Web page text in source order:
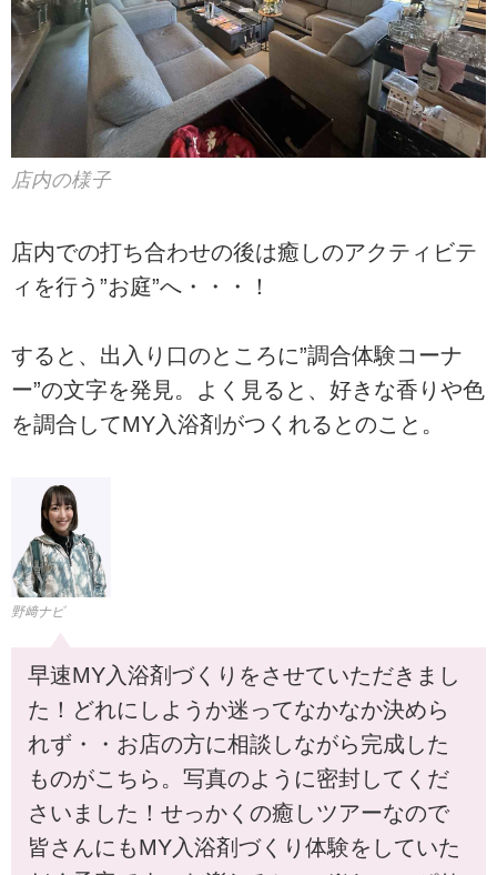
店内の様子
店内での打ち合わせの後は癒しのアクティビテ
ィを行う”お庭”へ・・・！
すると、出入り口のところに”調合体験コーナ
ー”の文字を発見。よく見ると、好きな香りや色
を調合してMY入浴剤がつくれるとのこと。
野﨑ナビ
早速MY入浴剤づくりをさせていただきまし
た！どれにしようか迷ってなかなか決めら
れず・・お店の方に相談しながら完成した
ものがこちら。写真のように密封してくだ
さいました！せっかくの癒しツアーなので
皆さんにもMY入浴剤づくり体験をしていた